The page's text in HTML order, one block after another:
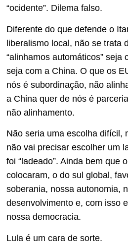
“ocidente”. Dilema falso.
Diferente do que defende o
liberalismo local, não se trata
“alinhamos automáticos” seja
seja com a China. O que os
nós é subordinação, não
a China quer de nós é
não alinhamento.
Não seria uma escolha difícil,
não vai precisar escolher um
foi “ladeado”. Ainda bem que
colocaram, o do sul global,
soberania, nossa autonomia,
desenvolvimento e, com isso
nossa democracia.
Lula é um cara de sorte.